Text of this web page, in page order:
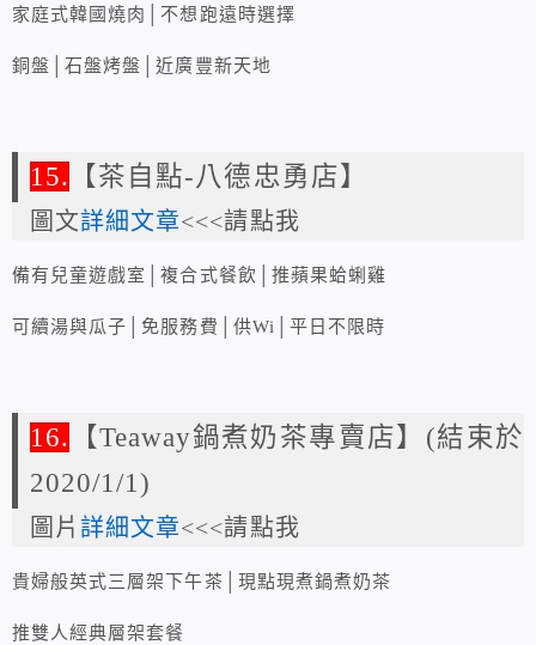
家庭式韓國燒肉│不想跑遠時選擇
銅盤│石盤烤盤│近廣豐新天地
15. 【茶自點-八德忠勇店】
圖文詳細文章<<<請點我
備有兒童遊戲室│複合式餐飲│推蘋果蛤蜊雞
可續湯與瓜子│免服務費│供Wi│平日不限時
16. 【Teaway鍋煮奶茶專賣店】(結束於
2020/1/1)
圖片詳細文章<<<請點我
貴婦般英式三層架下午茶│現點現煮鍋煮奶茶
推雙人經典層架套餐